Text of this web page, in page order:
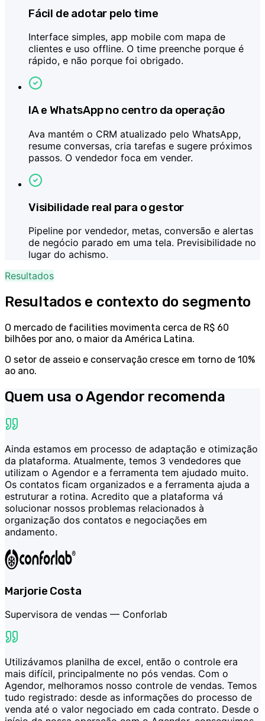
Fácil de adotar pelo time
Interface simples, app mobile com mapa de
clientes e uso offline. O time preenche porque é
rápido, e não porque foi obrigado.
IA e WhatsApp no centro da operação
Ava mantém o CRM atualizado pelo WhatsApp,
resume conversas, cria tarefas e sugere próximos
passos. O vendedor foca em vender.
Visibilidade real para o gestor
Pipeline por vendedor, metas, conversão e alertas
de negócio parado em uma tela. Previsibilidade no
lugar do achismo.
Resultados
Resultados e contexto do segmento
O mercado de facilities movimenta cerca de R$ 60
bilhões por ano, o maior da América Latina.
O setor de asseio e conservação cresce em torno de 10%
ao ano.
Quem usa o Agendor recomenda
Ainda estamos em processo de adaptação e otimização
da plataforma. Atualmente, temos 3 vendedores que
utilizam o Agendor e a ferramenta tem ajudado muito.
Os contatos ficam organizados e a ferramenta ajuda a
estruturar a rotina. Acredito que a plataforma vá
solucionar nossos problemas relacionados à
organização dos contatos e negociações em
andamento.
Marjorie Costa
Supervisora de vendas — Conforlab
Utilizávamos planilha de excel, então o controle era
mais difícil, principalmente no pós vendas. Com o
Agendor, melhoramos nosso controle de vendas. Temos
tudo registrado: desde as informações do processo de
venda até o valor negociado em cada contrato. Desde o